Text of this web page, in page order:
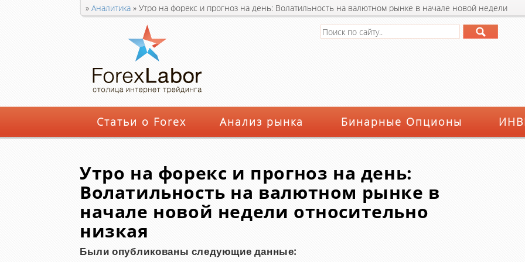
» Аналитика » Утро на форекс и прогноз на день: Волатильность на валютном рынке в начале новой недели
относительно низкая
Статьи о Forex Анализ рынка Бинарные Опционы
Утро на форекс и прогноз на день:
Волатильность на валютном рынке в
начале новой недели относительно
низкая
Были опубликованы следующие данные: